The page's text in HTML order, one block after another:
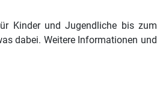
Kinder und Jugendliche bis zum
dabei. Weitere Informationen und